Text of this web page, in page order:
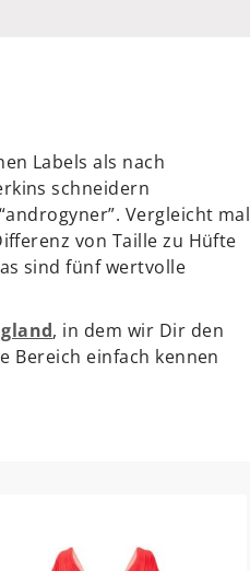
Labels als nach
schneidern
Vergleicht mal
von Taille zu Hüfte
sind fünf wertvolle
, in dem wir Dir den
Bereich einfach kennen